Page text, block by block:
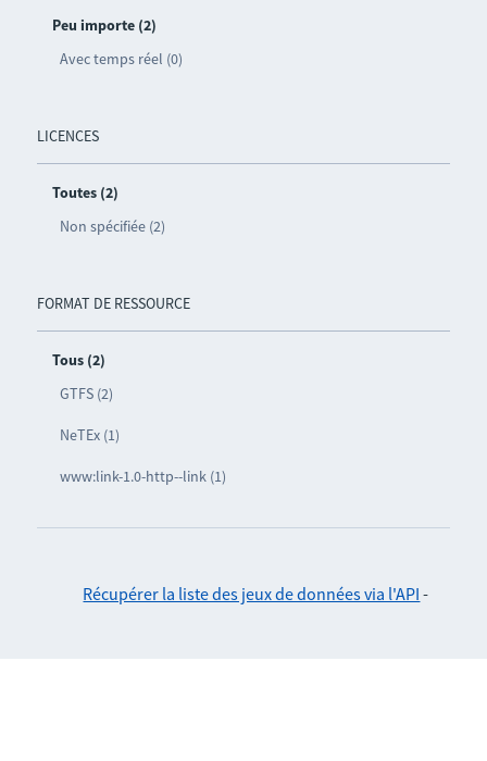
Peu importe (2)
Avec temps réel (0)
LICENCES
Toutes (2)
Non spécifiée (2)
FORMAT DE RESSOURCE
Tous (2)
GTFS (2)
NeTEx (1)
www:link-1.0-http--link (1)
Récupérer la liste des jeux de données via l'API -